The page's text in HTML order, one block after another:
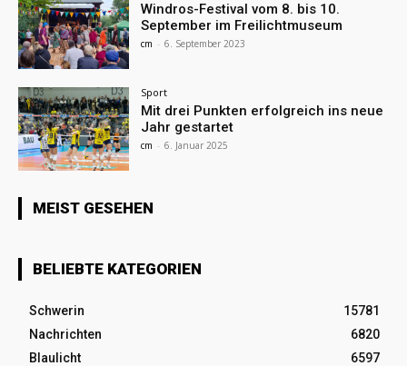
Windros-Festival vom 8. bis 10.
September im Freilichtmuseum
cm - 6. September 2023
Sport
Mit drei Punkten erfolgreich ins neue
Jahr gestartet
cm - 6. Januar 2025
MEIST GESEHEN
BELIEBTE KATEGORIEN
Schwerin
15781
Nachrichten
6820
Blaulicht
6597